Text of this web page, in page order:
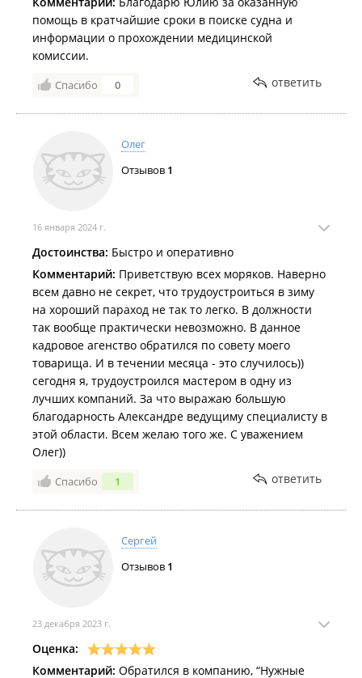
помощь в кратчайшие сроки в поиске судна и
информации о прохождении медицинской
комиссии.
Спасибо 0 ответить
Олег
Отзывов 1
16 января 2024 г.
Достоинства: Быстро и оперативно
Комментарий: Приветствую всех моряков. Наверно
всем давно не секрет, что трудоустроиться в зиму
на хороший параход не так то легко. В должности
так вообще практически невозможно. В данное
кадровое агенство обратился по совету моего
товарища. И в течении месяца - это случилось))
сегодня я, трудоустроился мастером в одну из
лучших компаний. За что выражаю большую
благодарность Александре ведущиму специалисту в
этой области. Всем желаю того же. С уважением
Олег))
Спасибо 1 ответить
Сергей
Отзывов 1
23 декабря 2023 г.
Оценка:
Комментарий: Обратился в компанию, “Нужные